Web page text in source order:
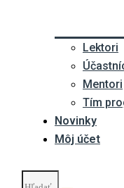
Lektori
Mentori
Tím
Novinky
Môj účet